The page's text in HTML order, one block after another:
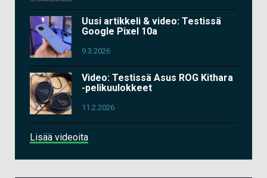
Uusi artikkeli & video: Testissä
Google Pixel 10a
9.3.2026
Video: Testissä Asus ROG Kithara
-pelikuulokkeet
11.2.2026
Lisää videoita